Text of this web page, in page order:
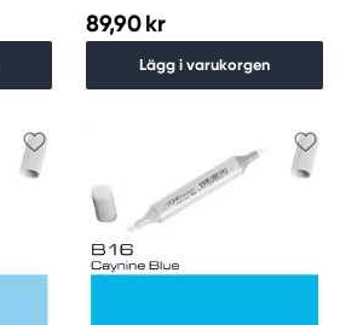
89,90 kr
Lägg i varukorgen